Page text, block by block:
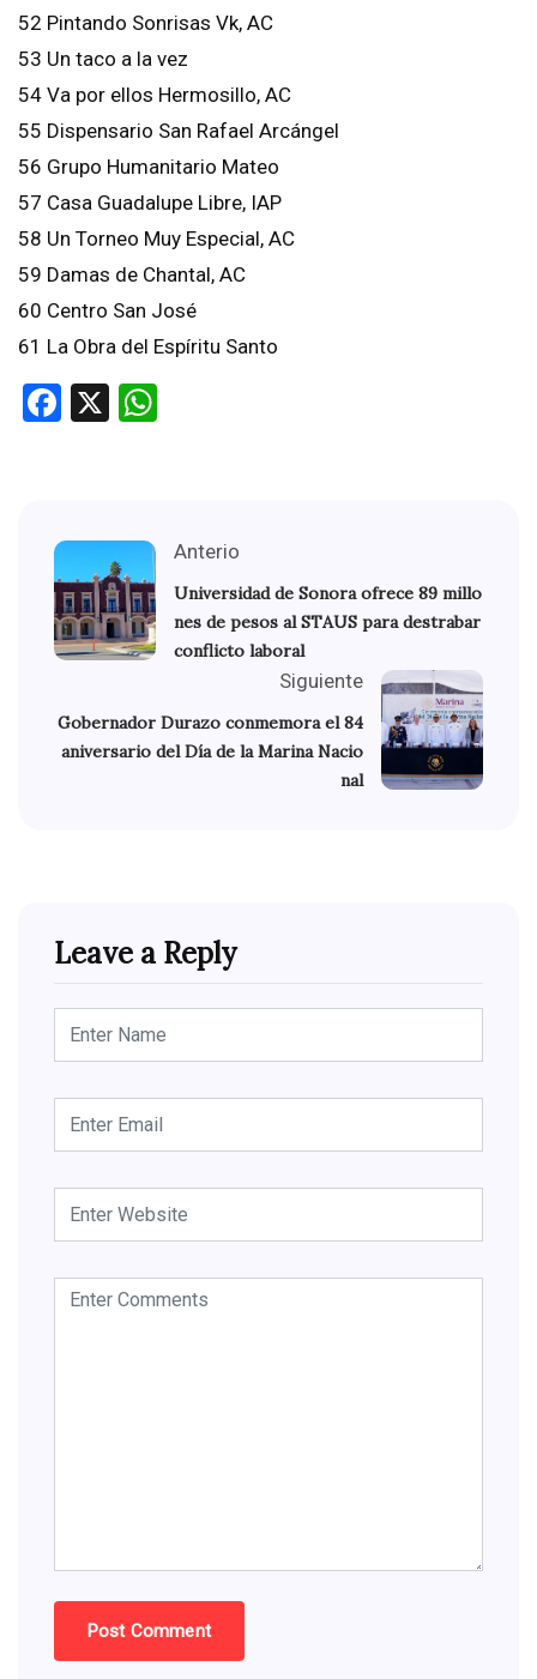
52 Pintando Sonrisas Vk, AC
53 Un taco a la vez
54 Va por ellos Hermosillo, AC
55 Dispensario San Rafael Arcángel
56 Grupo Humanitario Mateo
57 Casa Guadalupe Libre, IAP
58 Un Torneo Muy Especial, AC
59 Damas de Chantal, AC
60 Centro San José
61 La Obra del Espíritu Santo
Facebook
X
Anterio
Universidad de Sonora ofrece 89 millo
nes de pesos al STAUS para destrabar
conflicto laboral
Siguiente
Gobernador Durazo conmemora el 84
aniversario del Día de la Marina Nacio
nal
Leave a Reply